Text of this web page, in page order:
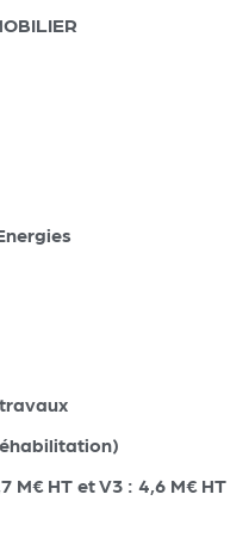
M€ HT et V3 : 4,6 M€ HT